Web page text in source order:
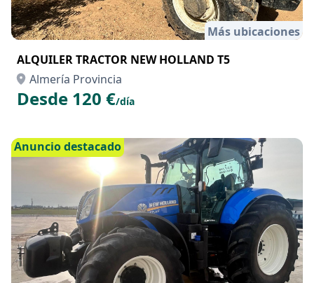
Más ubicaciones
ALQUILER TRACTOR NEW HOLLAND T5
Almería Provincia
Desde 120 €/día
Anuncio destacado